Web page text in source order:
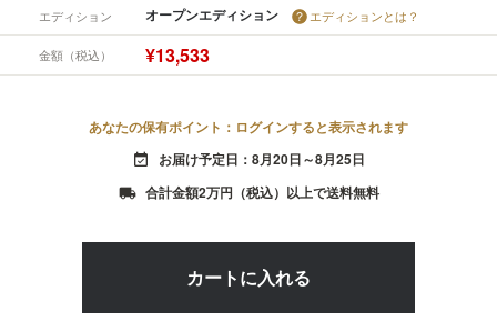
エディション オープンエディション エディションとは？
金額（税込） ¥13,533
あなたの保有ポイント：ログインすると表示されます
event_available お届け予定日：8月20日～8月25日
local_shipping 合計金額2万円（税込）以上で送料無料